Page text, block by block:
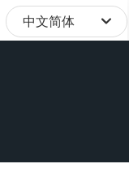
中文简体